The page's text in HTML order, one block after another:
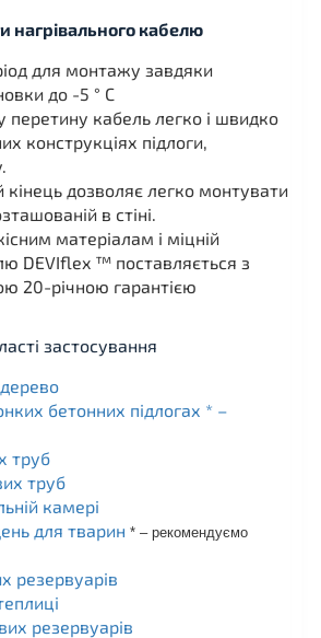
нагрівального кабелю
для монтажу завдяки
до -5 ° C
перетину кабель легко і швидко
конструкціях підлоги,
кінець дозволяє легко монтувати
в стіні.
матеріалам і міцній
DEVIflex ™ поставляється з
20-річною гарантією
застосування
дерево
бетонних підлогах * –
труб
труб
камері
для тварин * – рекомендуємо
резервуарів
резервуарів